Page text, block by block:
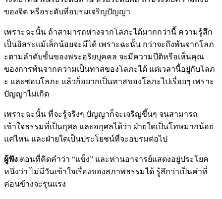
ของจิต หรือระดับที่อบรมเจริญปัญญา
เพราะฉะนั้น ถ้าสามารถห่างจากโลภะได้มากกว่านี้ ความรู้สึก
เป็นอิสระแม้เล็กน้อยจะมีได้ เพราะฉะนั้น กว่าจะถึงพ้นจากโลภ
ะตามลำดับขั้นของพระอริยบุคคล จะมีความปีติหรือเห็นคุณ
ของการพ้นจากความเป็นทาสของโลภะได้ แต่เวลานี้อยู่กับโลภ
ะ และชอบโลภะ แล้วก็อยากเป็นทาสของโลภะไปเรื่อยๆ เพราะ
ปัญญาไม่เกิด
เพราะฉะนั้น ที่จะรู้จริงๆ ปัญญาก็จะเจริญขึ้นๆ จนสามารถ
เข้าใจธรรมที่เป็นกุศล และอกุศลได้ว่า ฝ่ายใดเป็นโทษมากน้อย
แค่ไหน และฝ่ายใดเป็นประโยชน์ที่จะอบรมต่อไป
ผู้ฟัง ตอนที่คิดคำว่า “แข็ง” และท่านอาจารย์แสดงอยู่ประโยค
หนึ่งว่า ไม่มีวันเข้าใจเรื่องของสภาพธรรมได้ รู้สึกว่าเป็นคำที่
ค่อนข้างจะรุนแรง